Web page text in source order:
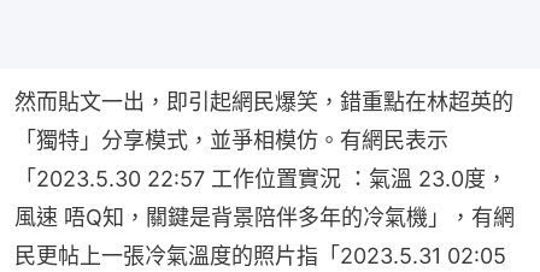
然而貼文一出，即引起網民爆笑，錯重點在林超英的
「獨特」分享模式，並爭相模仿。有網民表示
「2023.5.30 22:57 工作位置實況 ：氣溫 23.0度，
風速 唔Q知，關鍵是背景陪伴多年的冷氣機」，有網
民更帖上一張冷氣溫度的照片指「2023.5.31 02:05